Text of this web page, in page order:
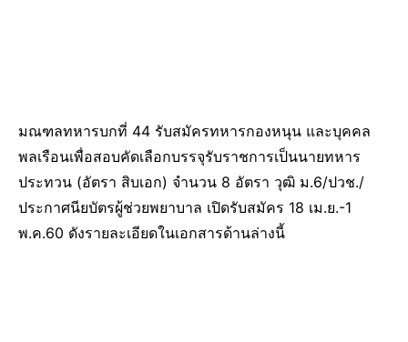
มณฑลทหารบกที่ 44 รับสมัครทหารกองหนุน และบุคคล
พลเรือนเพื่อสอบคัดเลือกบรรจุรับราชการเป็นนายทหาร
ประทวน (อัตรา สิบเอก) จำนวน 8 อัตรา วุฒิ ม.6/ปวช./
ประกาศนียบัตรผู้ช่วยพยาบาล เปิดรับสมัคร 18 เม.ย.-1
พ.ค.60 ดังรายละเอียดในเอกสารด้านล่างนี้